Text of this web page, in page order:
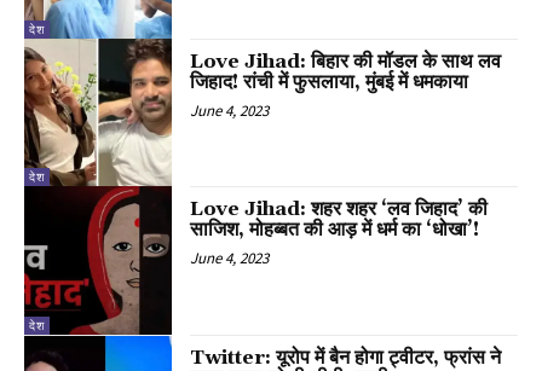
देश
देश
Love Jihad: बिहार की मॉडल के साथ लव
जिहाद! रांची में फुसलाया, मुंबई में धमकाया
June 4, 2023
देश
Love Jihad: शहर शहर ‘लव जिहाद’ की
साजिश, मोहब्बत की आड़ में धर्म का ‘धोखा’!
June 4, 2023
Twitter: यूरोप में बैन होगा ट्वीटर, फ्रांस ने